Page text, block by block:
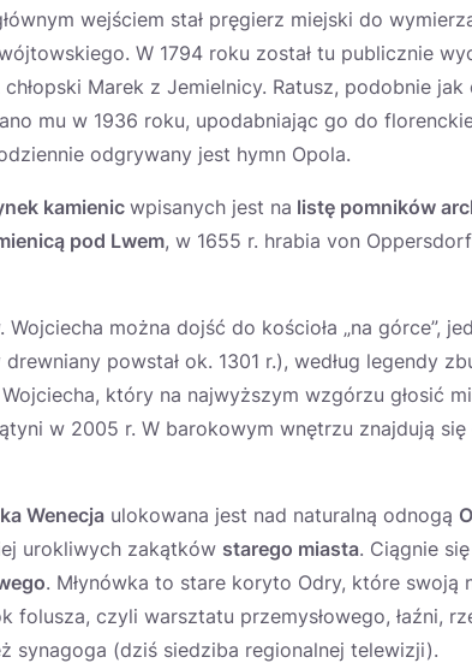
wejściem stał pręgierz miejski do
W 1794 roku został tu publicznie
Marek z Jemielnicy. Ratusz, podobnie jak
mu w 1936 roku, upodabniając go do
odgrywany jest hymn Opola.
kamienic wpisanych jest na listę pomników
pod Lwem, w 1655 r. hrabia von
można dojść do kościoła „na górce”,
powstał ok. 1301 r.), według legendy
który na najwyższym wzgórzu głosić
w 2005 r. W barokowym wnętrzu znajdują
Wenecja ulokowana jest nad naturalną odnogą
urokliwych zakątków starego miasta. Ciągnie
. Młynówka to stare koryto Odry, które swoją
folusza, czyli warsztatu przemysłowego, łaźni,
synagoga (dziś siedziba regionalnej telewizji).